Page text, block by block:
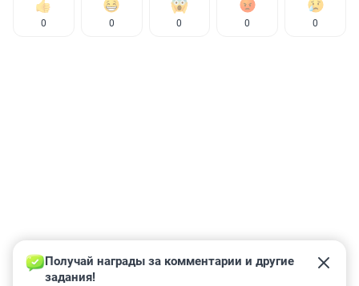
0 0 0 0 0
Получай награды за комментарии и другие
задания!